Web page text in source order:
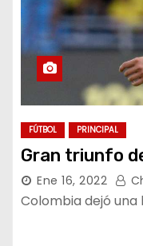
FÚTBOL PRINCIPAL
Gran triunfo
Ene 16, 2022
Colombia dejó una